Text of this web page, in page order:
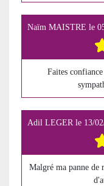
Naïm MAISTRE le
Faites
Adil LEGER le 13/
Malgré ma panne de